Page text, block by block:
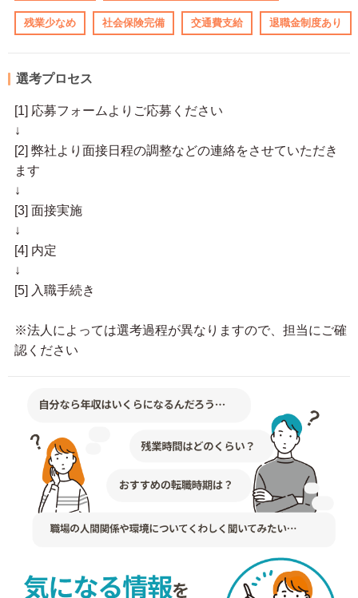
残業少なめ 社会保険完備 交通費支給 退職金制度あり
選考プロセス
[1] 応募フォームよりご応募ください
↓
[2] 弊社より面接日程の調整などの連絡をさせていただき
ます
↓
[3] 面接実施
↓
[4] 内定
↓
[5] 入職手続き
※法人によっては選考過程が異なりますので、担当にご確
認ください